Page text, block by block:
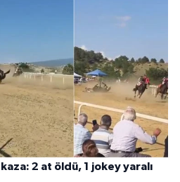
2 at öldü, 1 jokey yaralı